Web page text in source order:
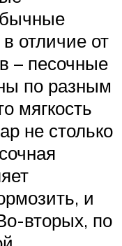
отличие от
– песочные
по разным
мягкость
не столько
и
вторых, по